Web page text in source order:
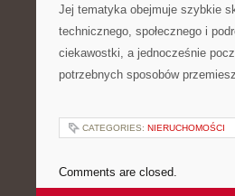
Jej tematyka obejmuje szybkie
technicznego, społecznego i
ciekawostki, a jednocześnie
potrzebnych sposobów
CATEGORIES: NIERUCHOMOŚCI
Comments are closed.